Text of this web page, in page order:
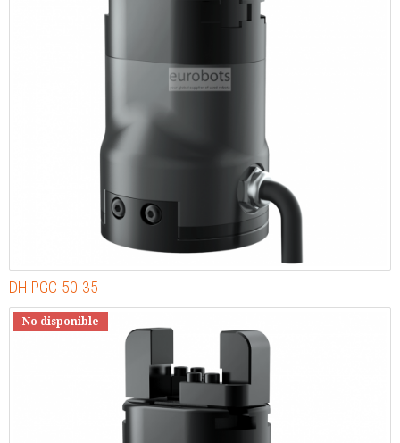
DH PGC-50-35
No disponible